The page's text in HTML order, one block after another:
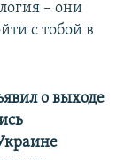
– они
с тобой в
о выходе